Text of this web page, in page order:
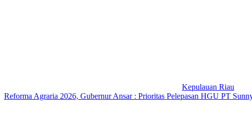
Kepulauan Riau
Reforma Agraria 2026, Gubernur Ansar : Prioritas Pelepasan HGU PT